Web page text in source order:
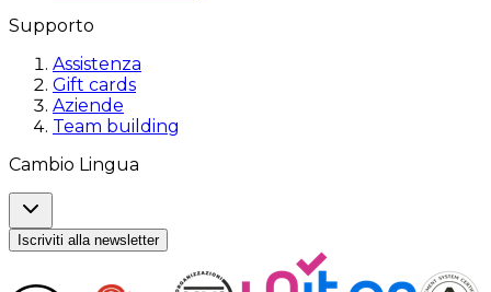
Supporto
Assistenza
Gift cards
Aziende
Team building
Cambio Lingua
Iscriviti alla newsletter